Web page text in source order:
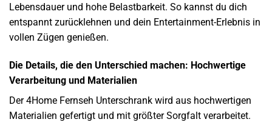
Lebensdauer und hohe Belastbarkeit. So kannst du dich
entspannt zurücklehnen und dein Entertainment-Erlebnis in
vollen Zügen genießen.
Die Details, die den Unterschied machen: Hochwertige
Verarbeitung und Materialien
Der 4Home Fernseh Unterschrank wird aus hochwertigen
Materialien gefertigt und mit größter Sorgfalt verarbeitet.